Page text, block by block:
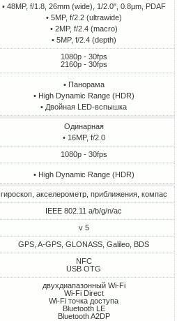
• 48MP, f/1.8, 26mm (wide), 1/2.0", 0.8µm, PDAF
• 5MP, f/2.2 (ultrawide)
• 2MP, f/2.4 (macro)
• 5MP, f/2.4 (depth)
1080p - 30fps
2160p - 30fps
• Панорама
• High Dynamic Range (HDR)
• Двойная LED-вспышка
Одинарная
• 16MP, f/2.0
1080p - 30fps
• High Dynamic Range (HDR)
гироскоп, акселерометр, приближения, компас
IEEE 802.11 a/b/g/n/ac
v 5
GPS, A-GPS, GLONASS, Galileo, BDS
NFC
USB OTG
двухдиапазонный Wi-Fi
Wi-Fi Direct
Wi-Fi точка доступа
Bluetooth LE
Bluetooth A2DP